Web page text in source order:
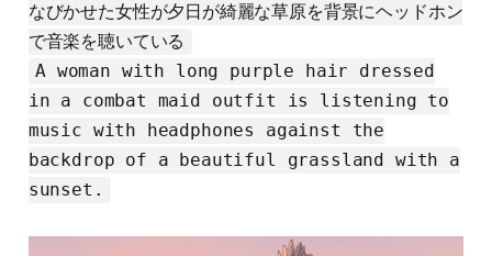
なびかせた女性が夕日が綺麗な草原を背景にヘッドホン
で音楽を聴いている
A woman with long purple hair dressed
in a combat maid outfit is listening to
music with headphones against the
backdrop of a beautiful grassland with a
sunset.